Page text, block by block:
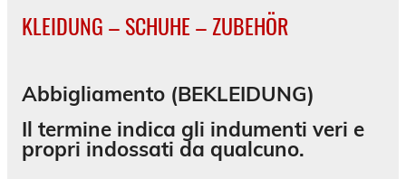
KLEIDUNG – SCHUHE – ZUBEHÖR
Abbigliamento (BEKLEIDUNG)
Il termine indica gli indumenti veri e
propri indossati da qualcuno.